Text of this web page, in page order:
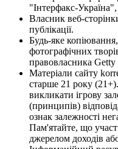
"Інтерфакс-
Власник веб-
публікації.
Будь-яке
фотографічних
правовласника Getty
Матеріали сайту
старше 21 року
викликати ігрову
(принципів)
ознак залежності
Пам'ятайте, що
джерелом доходів